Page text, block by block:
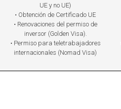
UE y no UE)
• Obtención de Certificado UE
• Renovaciones del permiso de
inversor (Golden Visa).
• Permiso para teletrabajadores
internacionales (Nomad Visa)